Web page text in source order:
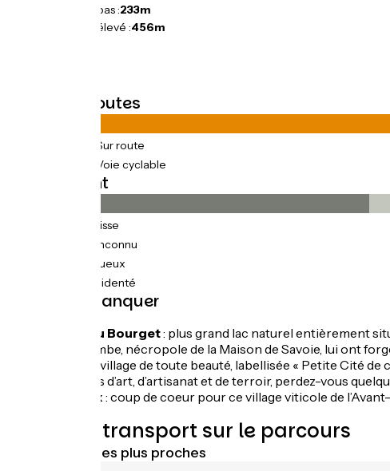
Point le plus bas :233m
Point le plus élevé :456m
Types de routes
(50%) Sur route
(50%) Voie cyclable
Revêtement
(34%) Lisse
(56%) Inconnu
(2%) Rugueux
(7%) Accidenté
À ne pas manquer
Le Lac du Bourget: plus grand lac naturel entièrement
Hautecombe, nécropole de la Maison de Savoie, lui ont
: village de toute beauté, labellisée « Petite Cité
échoppes d’art, d’artisanat et de terroir, perdez-vous
Jongieux : coup de coeur pour ce village viticole de
Trains et transport sur le parcours
Gares SNCF les plus proches